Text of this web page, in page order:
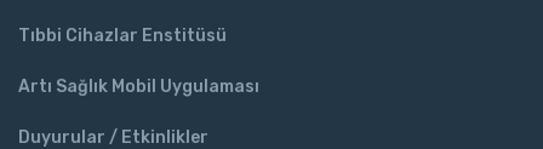
Tıbbi Cihazlar Enstitüsü
Artı Sağlık Mobil Uygulaması
Duyurular / Etkinlikler